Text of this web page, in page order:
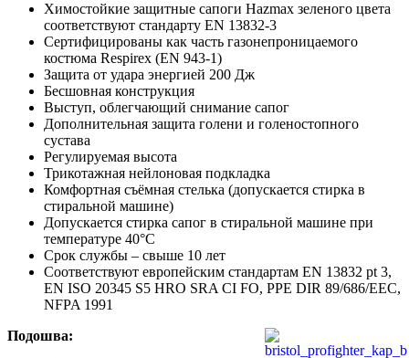
Химостойкие защитные сапоги Hazmax зеленого цвета
соответствуют стандарту EN 13832-3
Сертифицированы как часть газонепроницаемого
костюма Respirex (EN 943-1)
Защита от удара энергией 200 Дж
Бесшовная конструкция
Выступ, облегчающий снимание сапог
Дополнительная защита голени и голеностопного
сустава
Регулируемая высота
Трикотажная нейлоновая подкладка
Комфортная съёмная стелька (допускается стирка в
стиральной машине)
Допускается стирка сапог в стиральной машине при
температуре 40°С
Срок службы – свыше 10 лет
Соответствуют европейским стандартам EN 13832 pt 3,
EN ISO 20345 S5 HRO SRA CI FO, PPE DIR 89/686/EEC,
NFPA 1991
Подошва: